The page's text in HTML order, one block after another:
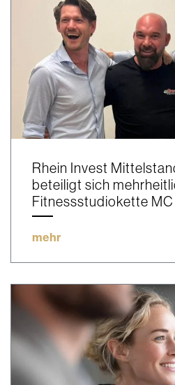
Rhein Invest
beteiligt sich
Fitnessstudiokette
mehr